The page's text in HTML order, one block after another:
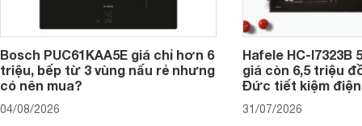
Bosch PUC61KAA5E giá chỉ hơn 6
triệu, bếp từ 3 vùng nấu rẻ nhưng
có nên mua?
04/08/2026
Hafele HC-I7323B
giá còn 6,5 triệu
Đức tiết kiệm
31/07/2026